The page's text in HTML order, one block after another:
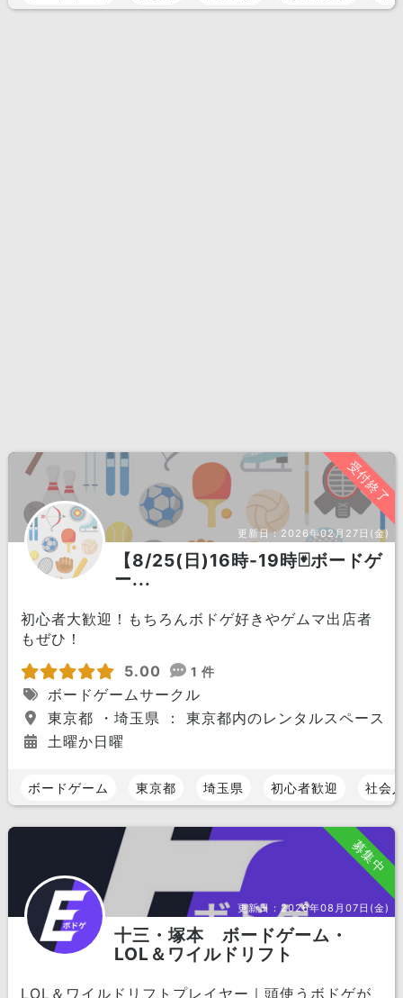
受付終了
更新日：2026年02月27日(金)
【8/25(日)16時-19時🃏ボードゲ
ー...
初心者大歓迎！もちろんボドゲ好きやゲムマ出店者
もぜひ！
5.00
1 件
ボードゲームサークル
東京都 ・埼玉県 ： 東京都内のレンタルスペース
土曜か日曜
ボードゲーム 東京都 埼玉県 初心者歓迎 社会
募集中
更新日：2026年08月07日(金)
十三・塚本 ボードゲーム・
LOL＆ワイルドリフト
LOL＆ワイルドリフトプレイヤー｜頭使うボドゲが